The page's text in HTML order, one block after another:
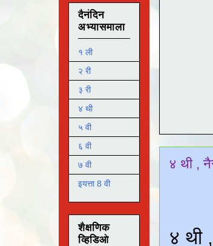
४ थी ,
दैनंदिन
अभ्यासमाला
१ ली
२ री
३ री
४ थी
५ वी
६ वी
७ वी
इयत्ता 8 वी
शैक्षणिक
व्हिडिओ